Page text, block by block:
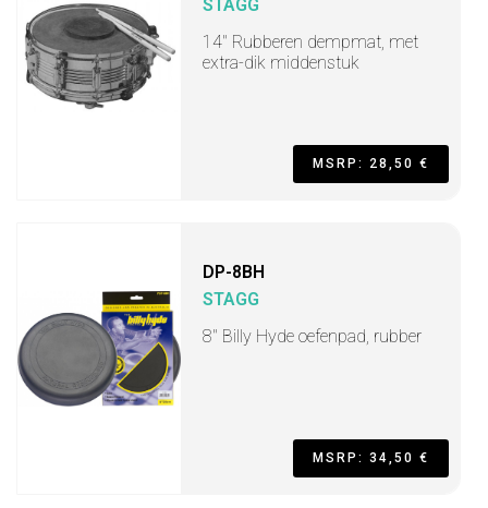
STAGG
14" Rubberen dempmat, met
extra-dik middenstuk
MSRP: 28,50 €
DP-8BH
STAGG
8" Billy Hyde oefenpad, rubber
MSRP: 34,50 €